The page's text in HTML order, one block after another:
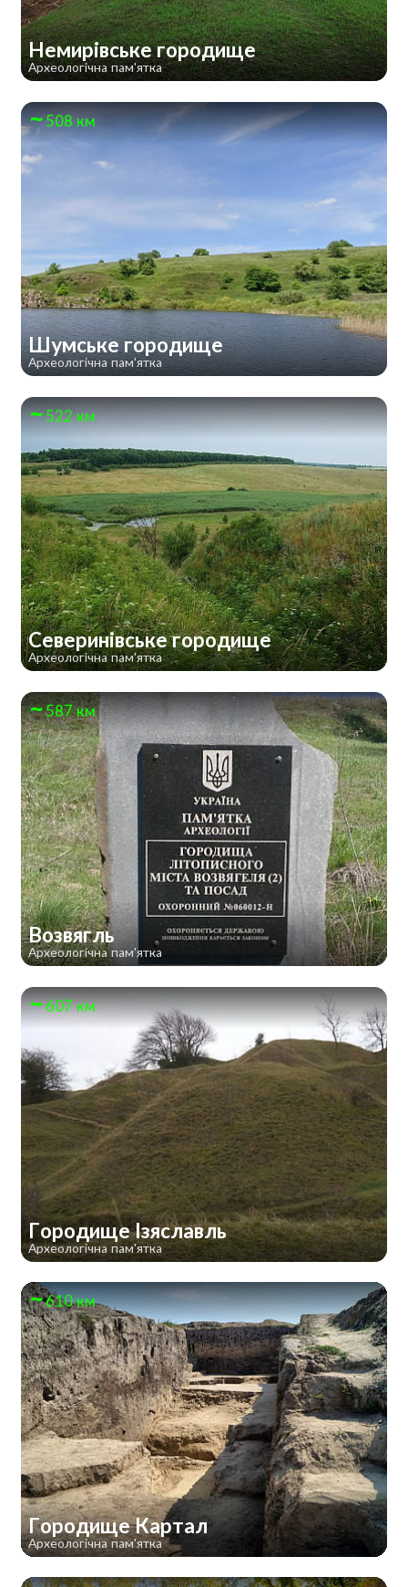
Немирівське городище
Археологічна пам'ятка
508 км
Шумське городище
Археологічна пам'ятка
522 км
Северинівське городище
Археологічна пам'ятка
587 км
Возвягль
Археологічна пам'ятка
607 км
Городище Ізяславль
Археологічна пам'ятка
610 км
Городище Картал
Археологічна пам'ятка